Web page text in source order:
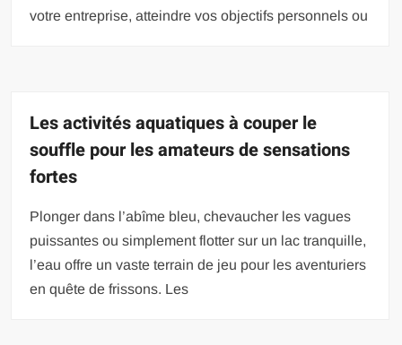
votre entreprise, atteindre vos objectifs personnels ou
Les activités aquatiques à couper le
souffle pour les amateurs de sensations
fortes
Plonger dans l’abîme bleu, chevaucher les vagues
puissantes ou simplement flotter sur un lac tranquille,
l’eau offre un vaste terrain de jeu pour les aventuriers
en quête de frissons. Les